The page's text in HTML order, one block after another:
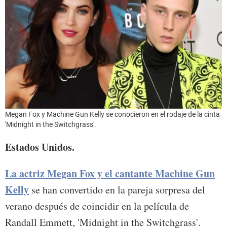
Megan Fox y Machine Gun Kelly se conocieron en el rodaje de la cinta
'Midnight in the Switchgrass'.
Estados Unidos.
La actriz Megan Fox y el cantante Machine Gun
Kelly se han convertido en la pareja sorpresa del
verano después de coincidir en la película de
Randall Emmett, 'Midnight in the Switchgrass'.